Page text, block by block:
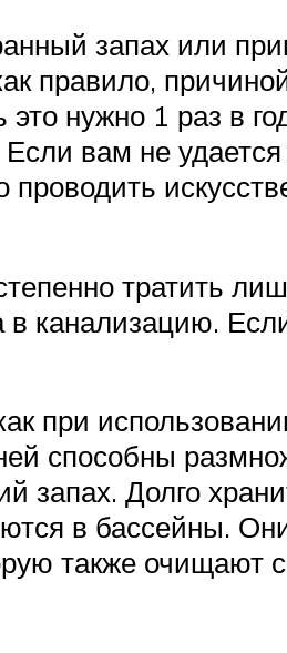
запах или
правило,
нужно 1 раз в
вам не
тратить
канализацию.
при
способны
запах. Долго
в бассейны.
также очищают